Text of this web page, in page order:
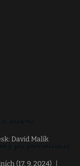
David Malík
(17. 9. 2024)